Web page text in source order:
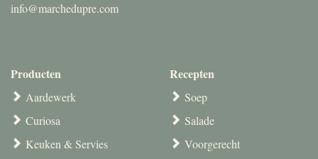
info@marchedupre.com
Producten
Aardewerk
Curiosa
Keuken & Servies
Recepten
Soep
Salade
Voorgerecht